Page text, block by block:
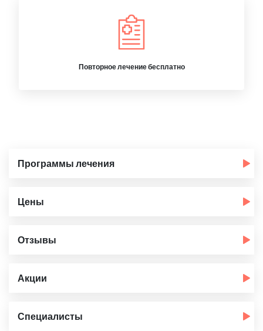
Повторное лечение бесплатно
Программы лечения
Цены
Отзывы
Акции
Специалисты